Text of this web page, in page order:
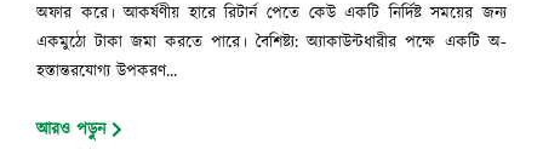
অফার করে। আকর্ষণীয় হারে রিটার্ন পেতে কেউ একটি নির্দিষ্ট সময়ের জন্য
একমুঠো টাকা জমা করতে পারে। বৈশিষ্ট্য: অ্যাকাউন্টধারীর পক্ষে একটি অ-
হস্তান্তরযোগ্য উপকরণ...
আরও পড়ুন